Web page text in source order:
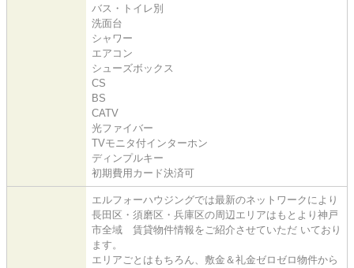
バス・トイレ別
洗面台
シャワー
エアコン
シューズボックス
CS
BS
CATV
光ファイバー
TVモニタ付インターホン
ディンプルキー
初期費用カード決済可
エルフォーハウジングでは最新のネットワークにより
長田区・須磨区・兵庫区の周辺エリアはもとより神戸
市全域 賃貸物件情報をご紹介させていただ いており
ます。
エリアごとはもちろん、敷金＆礼金ゼロゼロ物件から